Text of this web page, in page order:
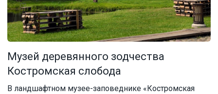
Музей деревянного зодчества
Костромская слобода
В ландшафтном музее-заповеднике «Костромская